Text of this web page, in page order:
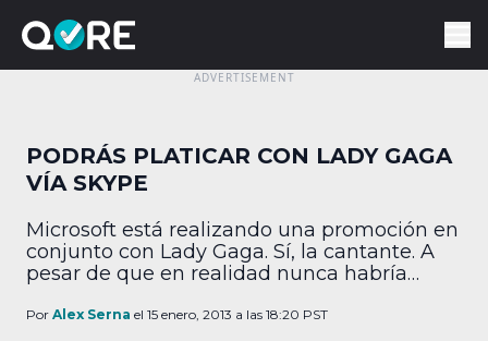
PODRÁS PLATICAR CON LADY GAGA
VÍA SKYPE
Microsoft está realizando una promoción en
conjunto con Lady Gaga. Sí, la cantante. A
pesar de que en realidad nunca habría
de la misma frase, es una realidad. En este
Por Alex Serna el 15 enero, 2013 a las 18:20 PST